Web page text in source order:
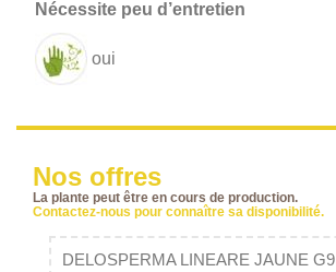
oui
Nos offres
La plante peut être en cours de production.
Contactez-nous pour connaître sa disponibilité.
DELOSPERMA LINEARE JAUNE G9